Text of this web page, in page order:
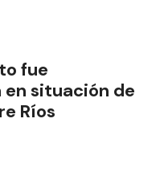
fue
situación de
Ríos